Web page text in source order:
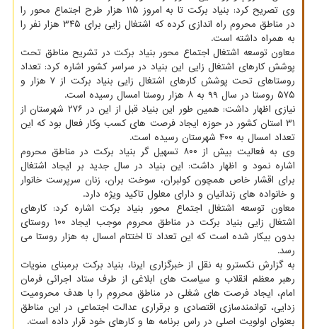
وی تصریح کرد: بنیاد برکت تا به امروز ۱۱۵ هزار طرح اجتماع محور را
در مناطق محروم راه اندازی کرده که اشتغال زایی برای ۳۴۵ هزار نفر را
به همراه داشته است.
معاون توسعه اشتغال اجتماع محور بنیاد برکت در تشریح مناطق تحت
پوشش کارهای اشتغال زایی این بنیاد در سراسر کشور اشاره کرد: تعداد
روستاهای تحت پوشش کارهای اشتغال زایی بنیاد برکت از ۷ هزار و
۵۷۵ روستا در سال ۹۹ به ۸ هزار روستا امسال رسیده است.
نیازی اظهار داشت: همین طور این بنیاد قبل از این در ۲۷۶ شهرستان از
۳۱ استان کشور در حوزه ایجاد فرصت های کسب وکار فعال بود که این
تعداد امسال به ۴۰۰ شهرستان رسیده است.
وی به فعالیت بیش از ۸۰۰ تسهیل گر بنیاد برکت در مناطق محروم
اشاره نمود و اظهار داشت: این بنیاد در سال جدید بر ایجاد اشتغال
برای اقشار خاص همچون کولبران، سوخت بران، زنان سرپرست خانوار
و خانواده های زندانیان و دارای معلول تاکید ویژه دارد.
معاون توسعه اشتغال اجتماع محور بنیاد برکت اشاره کرد: کارهای
اشتغال زایی بنیاد برکت در مناطق محروم موجب ایجاد ۱۰۰ روستای
بدون بیکار شده است که این تعداد تا اختتام امسال به هزار روستا می
رسد.
به گزارش نکسترو به نقل از خبرگزاری ایرنا، بنیاد برکت برمبنای منویات
رهبر معظم انقلاب و سیاست های ابلاغی از طرف ستاد اجرائی فرمان
امام، ایجاد فرصت های شغلی در مناطق محروم را با هدف محرومیت
زدایی، توانمندسازی اقتصادی و برقراری عدالت اجتماعی در این مناطق
بعنوان اولویت اصلی در راس برنامه ها و کارهای خود قرار داده است.